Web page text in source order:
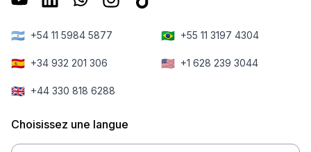
🇦🇷 +54 11 5984 5877 🇧🇷 +55 11 3197 4304
🇪🇸 +34 932 201 306 🇺🇸 +1 628 239 3044
🇬🇧 +44 330 818 6288
Choisissez une langue